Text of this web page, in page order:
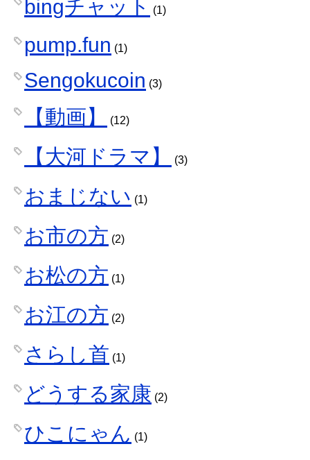
bingチャット (1)
pump.fun (1)
Sengokucoin (3)
【動画】 (12)
【大河ドラマ】 (3)
おまじない (1)
お市の方 (2)
お松の方 (1)
お江の方 (2)
さらし首 (1)
どうする家康 (2)
ひこにゃん (1)